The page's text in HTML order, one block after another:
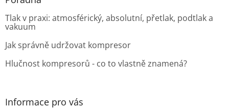
Tlak v praxi: atmosférický, absolutní, přetlak, podtlak a
vakuum
Jak správně udržovat kompresor
Hlučnost kompresorů - co to vlastně znamená?
Informace pro vás